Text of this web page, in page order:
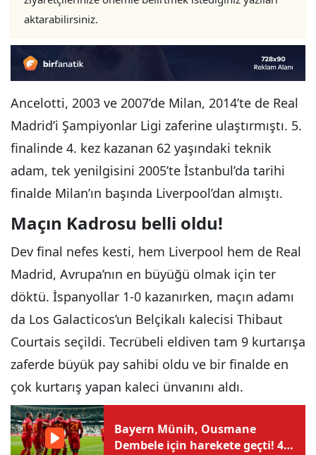
aktarabilirsiniz.
Ancelotti, 2003 ve 2007’de Milan, 2014’te de Real
Madrid’i Şampiyonlar Ligi zaferine ulaştırmıştı. 5.
finalinde 4. kez kazanan 62 yaşındaki teknik
adam, tek yenilgisini 2005’te İstanbul’da tarihi
finalde Milan’ın başında Liverpool’dan almıştı.
Maçın Kadrosu belli oldu!
Dev final nefes kesti, hem Liverpool hem de Real
Madrid, Avrupa’nın en büyüğü olmak için ter
döktü. İspanyollar 1-0 kazanırken, maçın adamı
da Los Galacticos’un Belçikalı kalecisi Thibaut
Courtais seçildi. Tecrübeli eldiven tam 9 kurtarışa
zaferde büyük pay sahibi oldu ve bir finalde en
çok kurtarış yapan kaleci ünvanını aldı.
Bayern Münih, Ousmane
Dembele için harekete geçti! 4